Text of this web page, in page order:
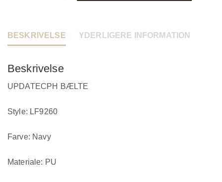
BESKRIVELSE YDERLIGERE INFORMATION
Beskrivelse
UPDATECPH BÆLTE
Style: LF9260
Farve: Navy
Materiale: PU